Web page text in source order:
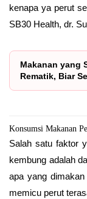
kenapa ya perut
SB30 Health, dr.
Makanan yang
Rematik, Biar
Konsumsi Makanan
Salah satu faktor
kembung adalah
apa yang
memicu perut